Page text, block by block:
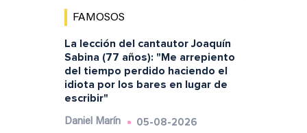
FAMOSOS
La lección del cantautor Joaquín
Sabina (77 años): "Me arrepiento
del tiempo perdido haciendo el
idiota por los bares en lugar de
escribir"
Daniel Marín 05-08-2026